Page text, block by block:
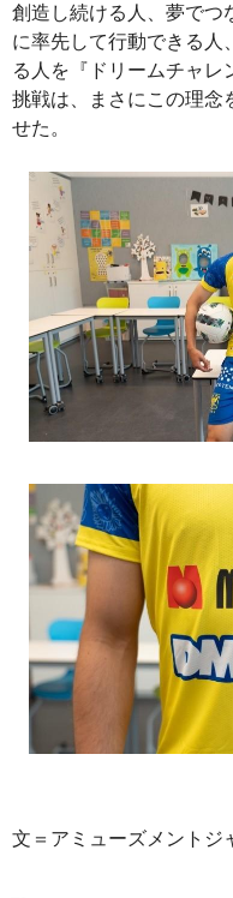
創造し続ける人、夢でつ
に率先して行動できる人
る人を『ドリームチャ
挑戦は、まさにこの理念
せた。
文＝アミューズメントジ